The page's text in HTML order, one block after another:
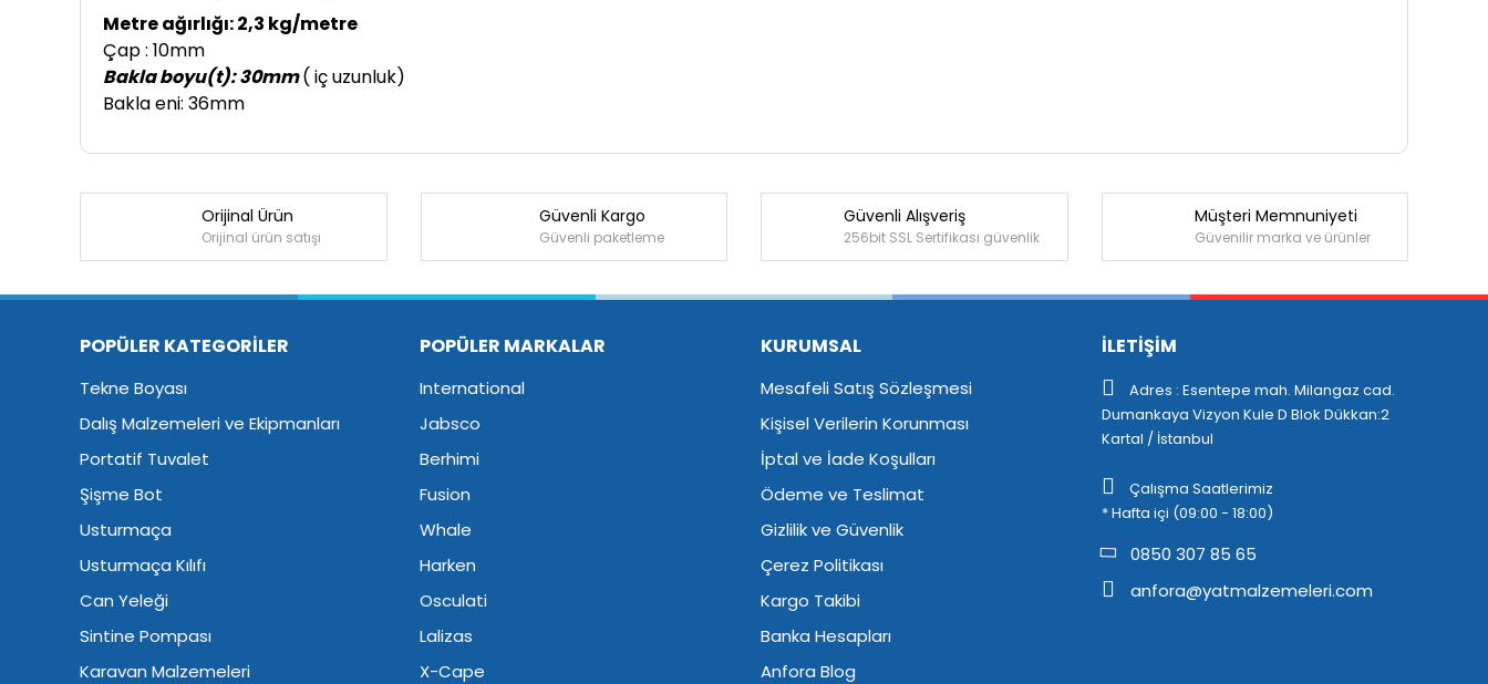
Metre ağırlığı: 2,3 kg/metre
Çap : 10mm
Bakla boyu(t): 30mm( iç uzunluk)
Bakla eni: 36mm
Bu ürüne ilk yorumu siz yapın!
Orijinal Ürün
Orijinal ürün satışı
Güvenli Kargo
Güvenli paketleme
Güvenli Alışveriş
256bit SSL Sertifikası güvenlik
Müşteri Memnuniyeti
Güvenilir marka ve ürünler
POPÜLER KATEGORİLER
Tekne Boyası
Dalış Malzemeleri ve Ekipmanları
Portatif Tuvalet
Şişme Bot
Usturmaça
Usturmaça Kılıfı
Can Yeleği
Sintine Pompası
Karavan Malzemeleri
POPÜLER MARKALAR
International
Jabsco
Berhimi
Fusion
Whale
Harken
Osculati
Lalizas
X-Cape
KURUMSAL
Mesafeli Satış Sözleşmesi
Kişisel Verilerin Korunması
İptal ve İade Koşulları
Ödeme ve Teslimat
Gizlilik ve Güvenlik
Çerez Politikası
Kargo Takibi
Banka Hesapları
Anfora Blog
İLETİŞİM
Adres : Esentepe mah. Milangaz cad.
Dumankaya Vizyon Kule D Blok Dükkan:2
Kartal / İstanbul
Çalışma Saatlerimiz
* Hafta içi (09:00 - 18:00)
0850 307 85 65
anfora@yatmalzemeleri.com